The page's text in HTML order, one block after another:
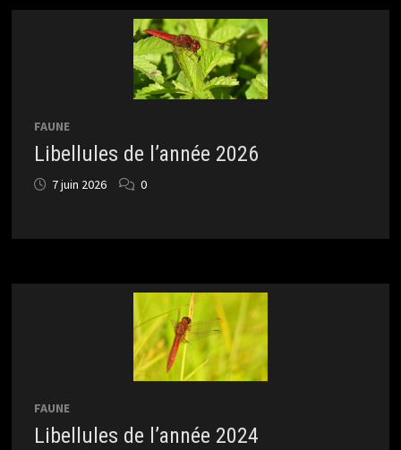
FAUNE
Libellules de l’année 2026
7 juin 2026 0
FAUNE
Libellules de l’année 2024